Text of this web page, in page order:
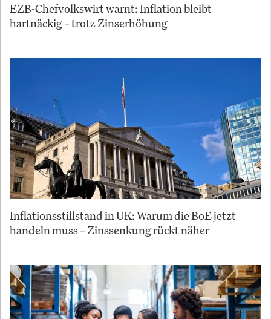
EZB-Chefvolkswirt warnt: Inflation bleibt
hartnäckig – trotz Zinserhöhung
Inflationsstillstand in UK: Warum die BoE jetzt
handeln muss – Zinssenkung rückt näher